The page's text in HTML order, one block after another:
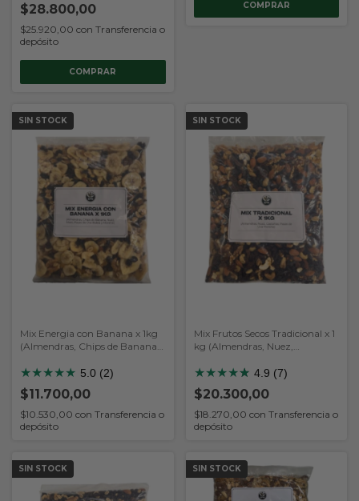
$28.800,00
$25.920,00 con Transferencia o
depósito
SIN STOCK
Mix Energia con Banana x 1kg
(Almendras, Chips de Banana,
Rubia y Morena)
★★★★★ 5.0 (2)
$11.700,00
$10.530,00 con Transferencia o
depósito
SIN STOCK
Mix Frutos Secos Tradicional x 1
kg (Almendras, Nuez,
Morena)
★★★★★
★ 4.9 (7)
$20.300,00
$18.270,00 con Transferencia o
depósito
SIN STOCK SIN STOCK